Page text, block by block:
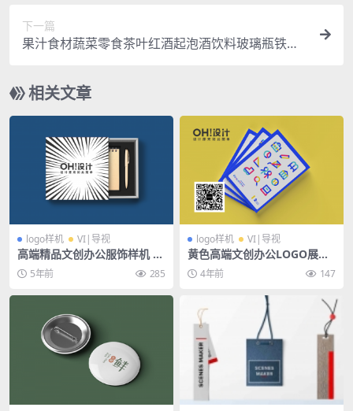
下一篇
果汁食材蔬菜零食茶叶红酒起泡酒饮料玻璃瓶铁罐
相关文章
logo样机 VI|导视
高端精品文创办公服饰样机 —
包装盒礼盒方盒笔本
5年前 285
logo样机 VI|导视
黄色高端文创办公LOGO展会
VI品牌抱枕手提袋名片书籍服
饰广告PSD样机
4年前 147